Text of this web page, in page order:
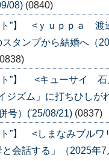
08) (0840)
ト”】 <ｙｕｐｐａ 渡
タンプから結婚へ（
ト”】 <キューサイ
ジズム」に打ちひしが
号）('25/08/21) (0837)
ト”】 <しまなみブル
会話する」（2025年7